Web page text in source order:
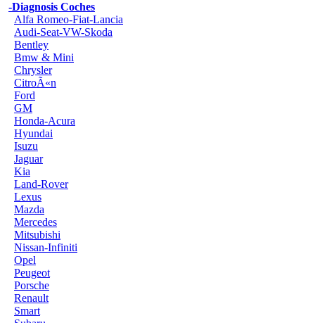
-Diagnosis Coches
Alfa Romeo-Fiat-Lancia
Audi-Seat-VW-Skoda
Bentley
Bmw & Mini
Chrysler
CitroÃ«n
Ford
GM
Honda-Acura
Hyundai
Isuzu
Jaguar
Kia
Land-Rover
Lexus
Mazda
Mercedes
Mitsubishi
Nissan-Infiniti
Opel
Peugeot
Porsche
Renault
Smart